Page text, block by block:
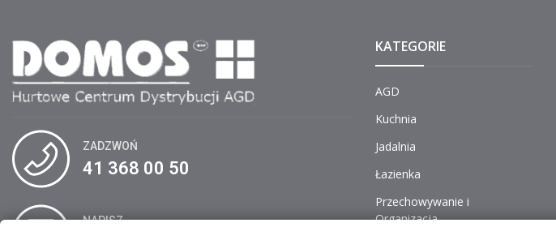
ZADZWOŃ
41 368 00 50
NAPISZ
KATEGORIE
AGD
Kuchnia
Jadalnia
Łazienka
Przechowywanie i
Organizacja